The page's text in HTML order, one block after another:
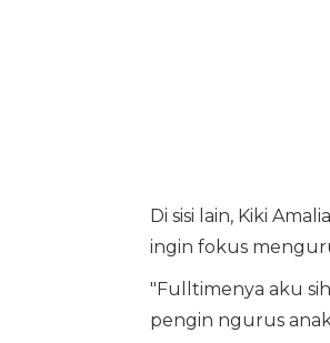
Di sisi lain, Kiki
ingin fokus
"Fulltimenya aku
pengin ngurus